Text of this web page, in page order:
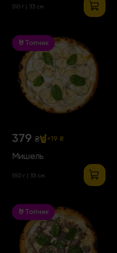
510 г | 33 см
🤘Топчик
379 ₴ +19 ₴
Мишель
550 г | 33 см
🤘Топчик